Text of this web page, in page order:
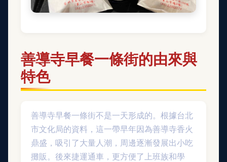
善導寺早餐一條街的由來與
特色
善導寺早餐一條街不是一天形成的。根據台北
市文化局的資料，這一帶早年因為善導寺香火
鼎盛，吸引了大量人潮，周邊逐漸發展出小吃
攤販。後來捷運通車，更方便了上班族和學